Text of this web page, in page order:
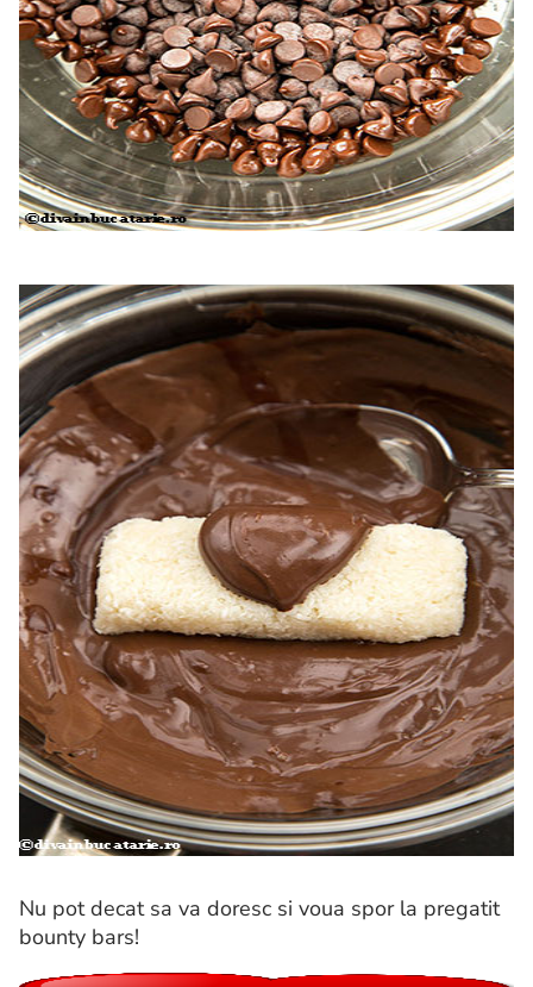
Nu pot decat sa va doresc si voua spor la pregatit
bounty bars!